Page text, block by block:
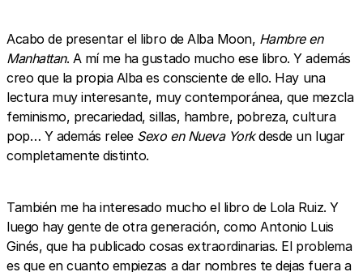
Acabo de presentar el libro de Alba Moon, Hambre en
Manhattan. A mí me ha gustado mucho ese libro. Y además
creo que la propia Alba es consciente de ello. Hay una
lectura muy interesante, muy contemporánea, que mezcla
feminismo, precariedad, sillas, hambre, pobreza, cultura
pop… Y además relee Sexo en Nueva Yorkdesde un lugar
completamente distinto.
También me ha interesado mucho el libro de Lola Ruiz. Y
luego hay gente de otra generación, como Antonio Luis
Ginés, que ha publicado cosas extraordinarias. El problema
es que en cuanto empiezas a dar nombres te dejas fuera a